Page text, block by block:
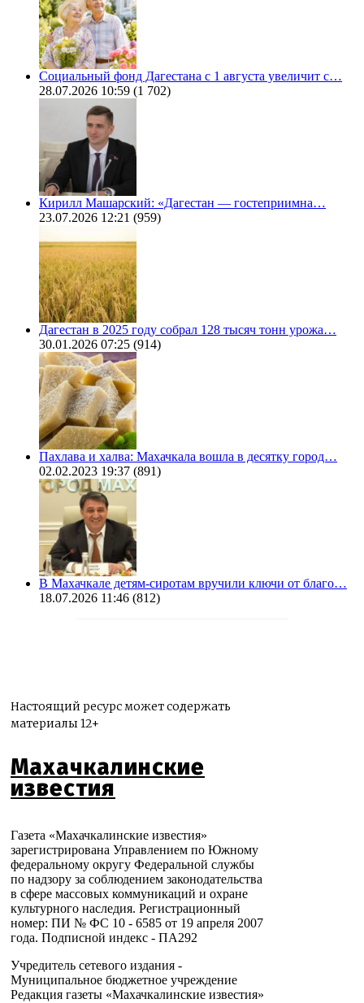
Социальный фонд Дагестана с 1 августа увеличит с…
28.07.2026 10:59 (1 702)
Кирилл Машарский: «Дагестан — гостеприимна…
23.07.2026 12:21 (959)
Дагестан в 2025 году собрал 128 тысяч тонн урожа…
30.01.2026 07:25 (914)
Пахлава и халва: Махачкала вошла в десятку город…
02.02.2023 19:37 (891)
В Махачкале детям-сиротам вручили ключи от благо…
18.07.2026 11:46 (812)
Настоящий ресурс может содержать
материалы 12+
Махачкалинские
известия
Газета «Махачкалинские известия»
зарегистрирована Управлением по Южному
федеральному округу Федеральной службы
по надзору за соблюдением законодательства
в сфере массовых коммуникаций и охране
культурного наследия. Регистрационный
номер: ПИ № ФС 10 - 6585 от 19 апреля 2007
года. Подписной индекс - ПА292
Учредитель сетевого издания -
Муниципальное бюджетное учреждение
Редакция газеты «Махачкалинские известия»